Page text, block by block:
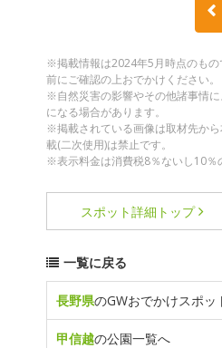
※掲載情報は2024年5月時点のも
前にご確認の上おでかけください。
※自然災害の影響やその他諸事情
になる場合があります。
※掲載されている画像は取材先か
載(二次使用)は禁止です。
※表示料金は消費税8％ないし10％
スポット詳細 トップ
一覧に戻る
長野県のGWおでかけスポッ
甲信越の公園一覧へ